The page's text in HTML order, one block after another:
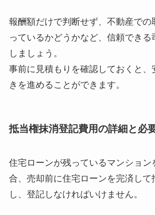
報酬額だけで判断せず、不動産での
っているかどうかなど、信頼できる
しましょう。
事前に見積もりを確認しておくと、
きを進めることができます。
抵当権抹消登記費用の詳細と必
住宅ローンが残っているマンション
合、売却前に住宅ローンを完済して
し、登記しなければいけません。